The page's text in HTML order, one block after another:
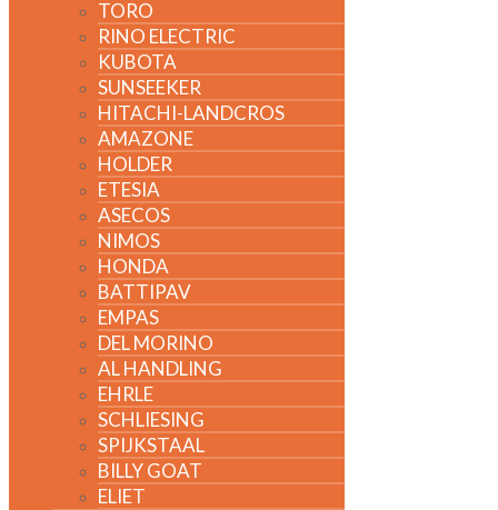
TORO
RINO ELECTRIC
KUBOTA
SUNSEEKER
HITACHI-LANDCROS
AMAZONE
HOLDER
ETESIA
ASECOS
NIMOS
HONDA
BATTIPAV
EMPAS
DEL MORINO
AL HANDLING
EHRLE
SCHLIESING
SPIJKSTAAL
BILLY GOAT
ELIET